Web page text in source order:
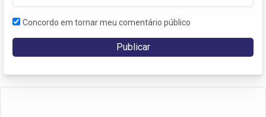
Concordo em tornar meu comentário público